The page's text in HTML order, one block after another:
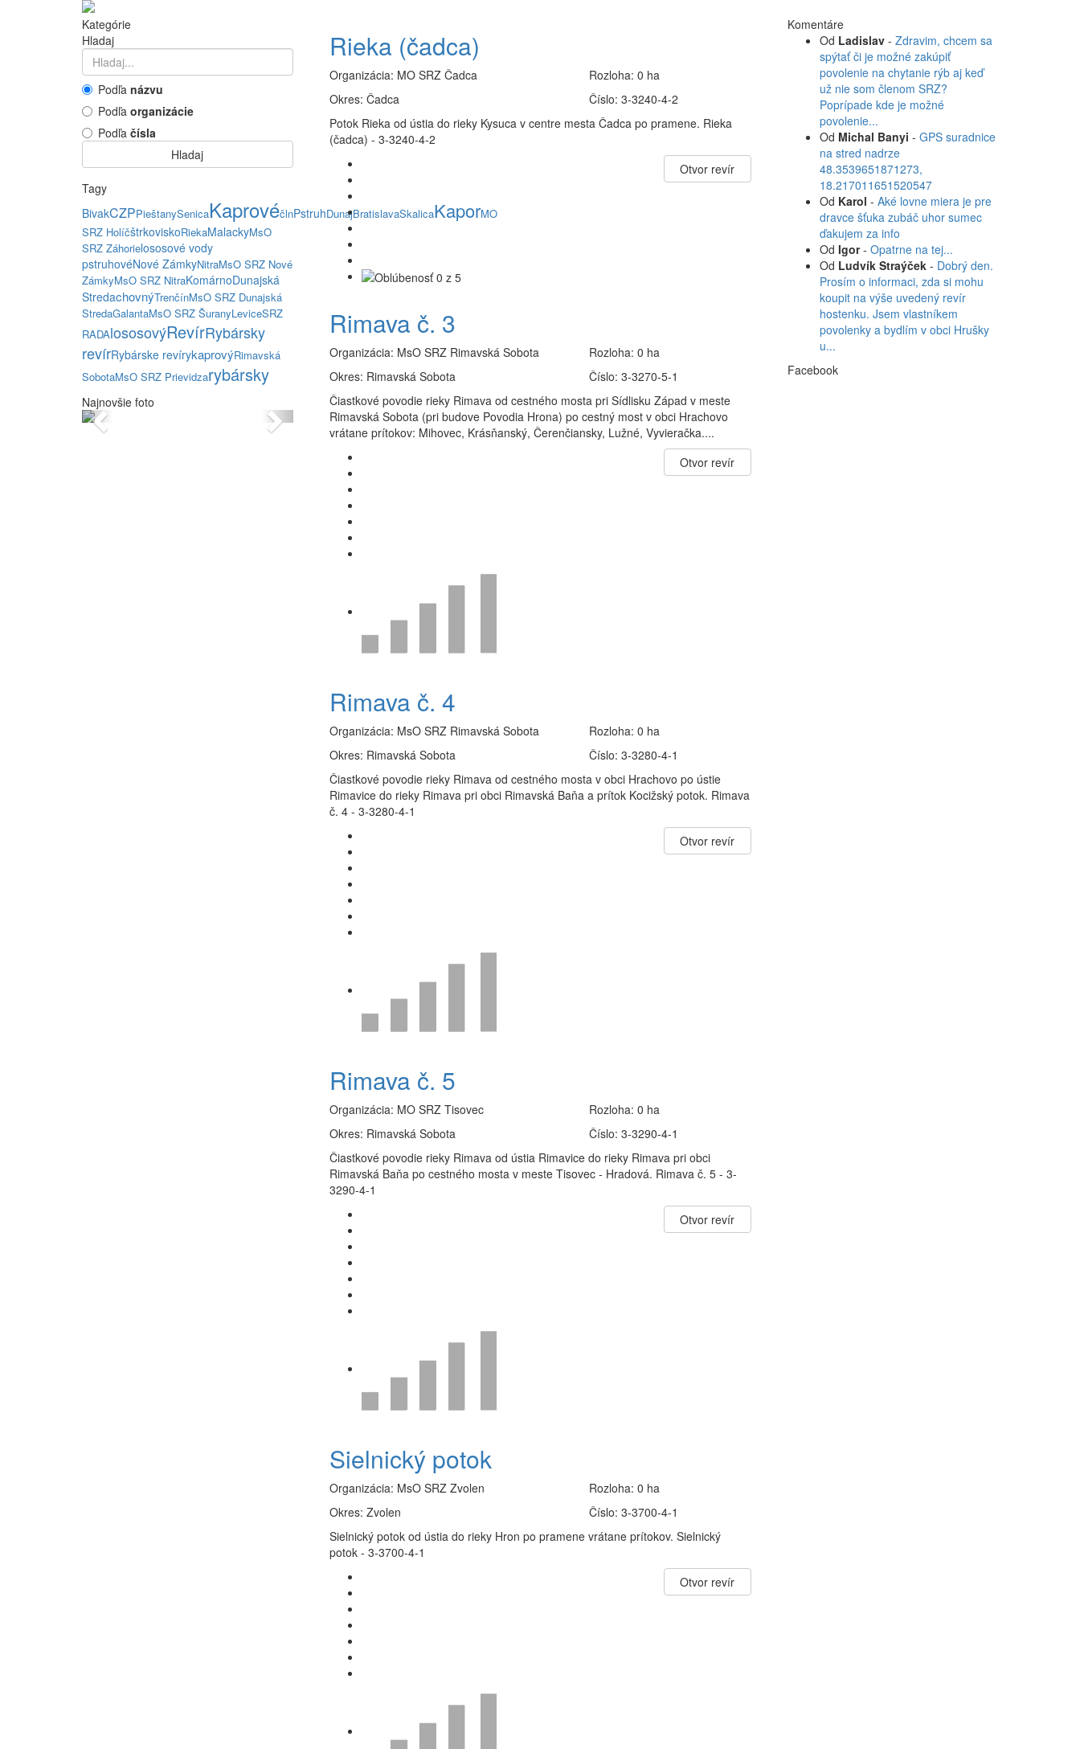
Kategórie
Hladaj
Podľa názvu
Podľa organizácie
Podľa čísla
Hladaj
Tagy
BivakCZPPieštanySenicaKaprovéčlnPstruhDunajBratislavaSkalicaKaporMO
SRZ HolíčštrkoviskoRiekaMalackyMsO
SRZ Záhorielososové vody
pstruhovéNové ZámkyNitraMsO SRZ Nové
ZámkyMsO SRZ NitraKomárnoDunajská
StredachovnýTrenčínMsO SRZ Dunajská
StredaGalantaMsO SRZ ŠuranyLeviceSRZ
RADAlososovýRevírRybársky
revírRybárske revírykaprovýRimavská
SobotaMsO SRZ Prievidzarybársky
Najnovšie foto
Previous Next
Rieka (čadca)
Organizácia: MO SRZ Čadca
Okres: Čadca
Rozloha:0 ha
Číslo:3-3240-4-2
Potok Rieka od ústia do rieky Kysuca v centre mesta Čadca po pramene. Rieka
(čadca) - 3-3240-4-2
Otvor revír
Rimava č. 3
Organizácia: MsO SRZ Rimavská Sobota
Okres: Rimavská Sobota
Rozloha:0 ha
Číslo:3-3270-5-1
Čiastkové povodie rieky Rimava od cestného mosta pri Sídlisku Západ v meste
Rimavská Sobota (pri budove Povodia Hrona) po cestný most v obci Hrachovo
vrátane prítokov: Mihovec, Krásňanský, Čerenčiansky, Lužné, Vyvieračka....
Otvor revír
Rimava č. 4
Organizácia: MsO SRZ Rimavská Sobota
Okres: Rimavská Sobota
Rozloha:0 ha
Číslo:3-3280-4-1
Čiastkové povodie rieky Rimava od cestného mosta v obci Hrachovo po ústie
Rimavice do rieky Rimava pri obci Rimavská Baňa a prítok Kocižský potok. Rimava
č. 4 - 3-3280-4-1
Otvor revír
Rimava č. 5
Organizácia: MO SRZ Tisovec
Okres: Rimavská Sobota
Rozloha:0 ha
Číslo:3-3290-4-1
Čiastkové povodie rieky Rimava od ústia Rimavice do rieky Rimava pri obci
Rimavská Baňa po cestného mosta v meste Tisovec - Hradová. Rimava č. 5 - 3-
3290-4-1
Otvor revír
Sielnický potok
Organizácia: MsO SRZ Zvolen
Okres: Zvolen
Rozloha:0 ha
Číslo:3-3700-4-1
Sielnický potok od ústia do rieky Hron po pramene vrátane prítokov. Sielnický
potok - 3-3700-4-1
Otvor revír
Komentáre
Od Ladislav - Zdravim, chcem sa
spýtať či je možné zakúpiť
povolenie na chytanie rýb aj keď
už nie som členom SRZ?
Poprípade kde je možné
povolenie...
Od Michal Banyi - GPS suradnice
na stred nadrze
48.3539651871273,
18.217011651520547
Od Karol - Aké lovne miera je pre
dravce šťuka zubáč uhor sumec
ďakujem za info
Od Igor- Opatrne na tej...
Od Ludvík Straýček- Dobrý den.
Prosím o informaci, zda si mohu
koupit na výše uvedený revír
hostenku. Jsem vlastníkem
povolenky a bydlím v obci Hrušky
u...
Facebook